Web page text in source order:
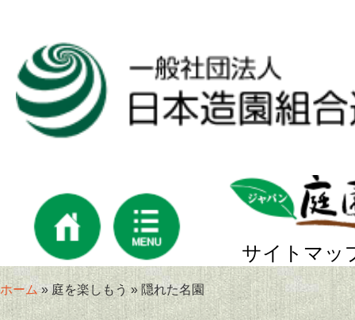
サイトマッ
ホーム» 庭を楽しもう » 隠れた名園